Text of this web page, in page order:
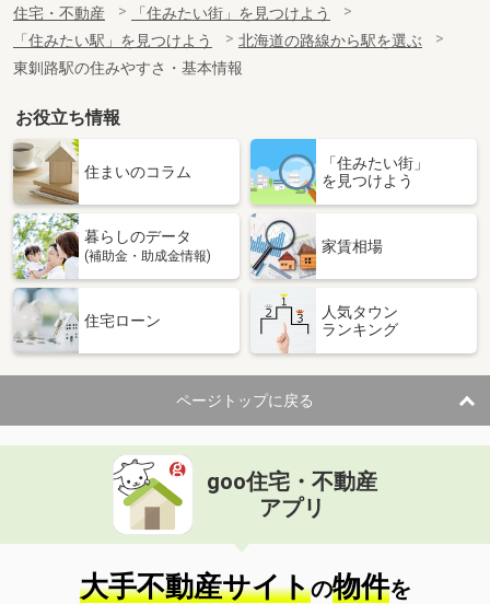
住宅・不動産
「住みたい街」を見つけよう
「住みたい駅」を見つけよう
北海道の路線から駅を選ぶ
東釧路駅の住みやすさ・基本情報
お役立ち情報
住まいのコラム
「住みたい街」
を見つけよう
暮らしのデータ
(補助金・助成金情報)
家賃相場
住宅ローン
人気タウン
ランキング
ページトップに戻る
goo住宅・不動産
アプリ
大手不動産サイトの物件を